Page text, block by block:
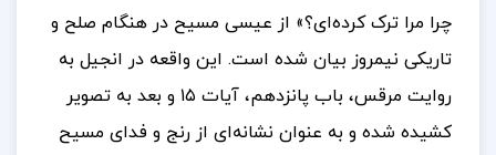
چرا مرا ترک کرده‌ای؟» از عیسی مسیح در هنگام صلح و
تاریکی نیمروز بیان شده است. این واقعه در انجیل به
روایت مرقس، باب پانزدهم، آیات ۱۵ و بعد به تصویر
کشیده شده و به عنوان نشانه‌ای از رنج و فدای مسیح